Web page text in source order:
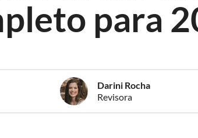
para
Darini Rocha
Revisora